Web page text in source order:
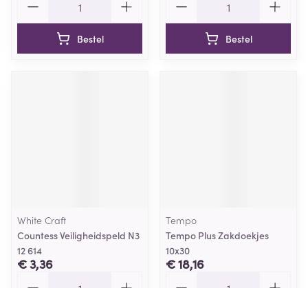
Bestel Bestel
White Craft
Countess Veiligheidspeld N3
12 614
€ 3,36
Tempo
Tempo Plus Zakdoekjes
10x30
€ 18,16